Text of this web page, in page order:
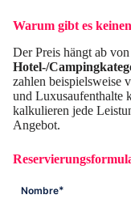
Warum gibt es
Der Preis hängt ab von
Hotel-/
zahlen beispielsweise
und Luxusaufenthalte
kalkulieren jede
Angebot.
Nombre*